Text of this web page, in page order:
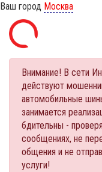
Ваш город Москва
Внимание! В сети
действуют
автомобильные
занимается
бдительны -
сообщениях, не
общения и не
услуги!